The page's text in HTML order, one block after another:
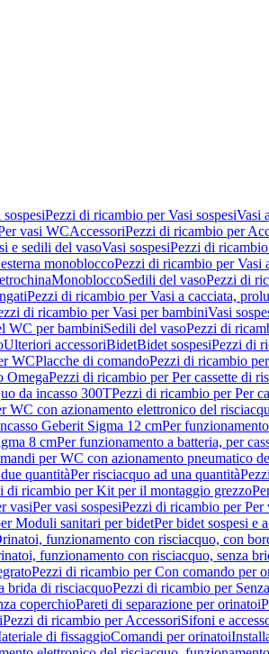
sospesiPezzi di ricambio per Vasi sospesiVasi
vasi WCAccessoriPezzi di ricambio per
e sedili del vasoVasi sospesiPezzi di
monobloccoPezzi di ricambio per Vasi
MonobloccoSedili del vasoPezzi di
Pezzi di ricambio per Vasi a cacciata,
di ricambio per Vasi per bambiniVasi
WC per bambiniSedili del vasoPezzi di
Ulteriori accessoriBidetBidet sospesiPezzi di
WCPlacche di comandoPezzi di ricambio
OmegaPezzi di ricambio per Per cassette di
da incasso 300TPezzi di ricambio per Per
WC con azionamento elettronico del
Geberit Sigma 12 cmPer
8 cmPer funzionamento a batteria, per
per WC con azionamento pneumatico
quantitàPer risciacquo ad una quantità
di ricambio per Kit per il montaggio grezzo
vasiPer vasi sospesiPezzi di ricambio per Per
Moduli sanitari per bidetPer bidet sospesi e
funzionamento con risciacquo, con
funzionamento con risciacquo, senza
Pezzi di ricambio per Con comando per
brida di risciacquoPezzi di ricambio per
coperchioPareti di separazione per orinatoi
Pezzi di ricambio per AccessoriSifoni e
di fissaggioComandi per orinatoi